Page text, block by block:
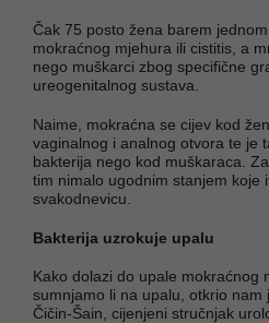
Čak 75 posto žena barem
mokraćnog mjehura ili cistitis, a
nego muškarci zbog specifične
ureogenitalnog sustava.
Naime, mokraćna se cijev kod
vaginalnog i analnog otvora te je
bakterija nego kod muškaraca.
tim nimalo ugodnim stanjem koje
svakodnevicu.
Bakterija uzrokuje upalu
Kako dolazi do upale mokraćnog
sumnjamo li na upalu, otkrio nam
Čičin-Šain, cijenjeni stručnjak